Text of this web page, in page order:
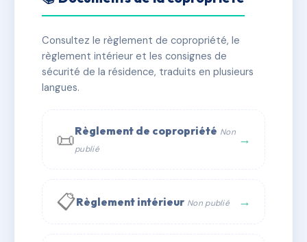
✓ Immatriculée 🏠 54 lots 🏗 1 bâtiment(s)
📞 Contacter Syndic Digital
Consultez le règlement de copropriété, le
règlement intérieur et les consignes de
sécurité de la résidence, traduits en plusieurs
langues.
📜Règlement de copropriété Non
publié
→
📋Règlement intérieur Non publié →